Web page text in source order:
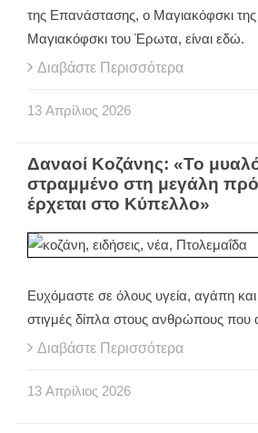
της Επανάστασης, ο Μαγιακόφσκι
Μαγιακόφσκι του Έρωτα, είναι εδώ.
Διαβάστε Περισσότερα
13 Απρίλιος 2026
Δαναοί Κοζάνης: «Το
στραμμένο στη μεγάλη
έρχεται στο Κύπελλο»
Ευχόμαστε σε όλους υγεία, αγάπη
στιγμές δίπλα στους ανθρώπους που
Διαβάστε Περισσότερα
13 Απρίλιος 2026